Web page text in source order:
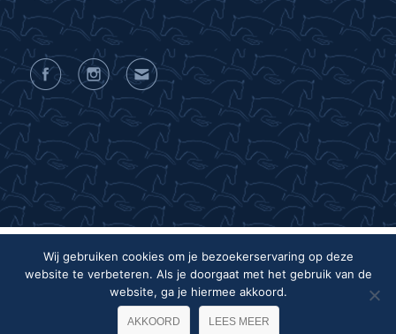
Privacyverklaring
Algemene voorwaarden
Wij gebruiken cookies om je bezoekerservaring op deze
website te verbeteren. Als je doorgaat met het gebruik van de
website, ga je hiermee akkoord.
AKKOORD LEES MEER